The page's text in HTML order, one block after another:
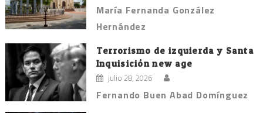
María Fernanda González
Hernández
Terrorismo de izquierda y Santa
Inquisición new age
julio 28, 2026
Fernando Buen Abad Domínguez